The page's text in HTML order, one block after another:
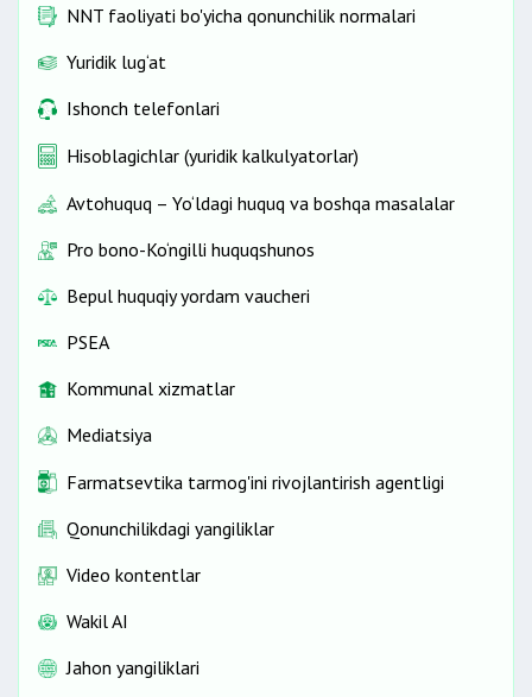
NNT faoliyati bo'yicha qonunchilik normalari
Yuridik lug‘at
Ishonch telefonlari
Hisoblagichlar (yuridik kalkulyatorlar)
Avtohuquq – Yo‘ldagi huquq va boshqa masalalar
Pro bono-Ko‘ngilli huquqshunos
Bepul huquqiy yordam vaucheri
PSEA
Kommunal xizmatlar
Mediatsiya
Farmatsevtika tarmog'ini rivojlantirish agentligi
Qonunchilikdagi yangiliklar
Video kontentlar
Wakil AI
Jahon yangiliklari